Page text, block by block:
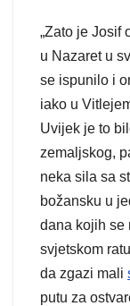
„Zato je Josif
u Nazaret u
se ispunilo i
iako u
Uvijek je to
zemaljskog,
neka sila sa
božansku u
dana kojih se
svjetskom
da zgazi mali
putu za